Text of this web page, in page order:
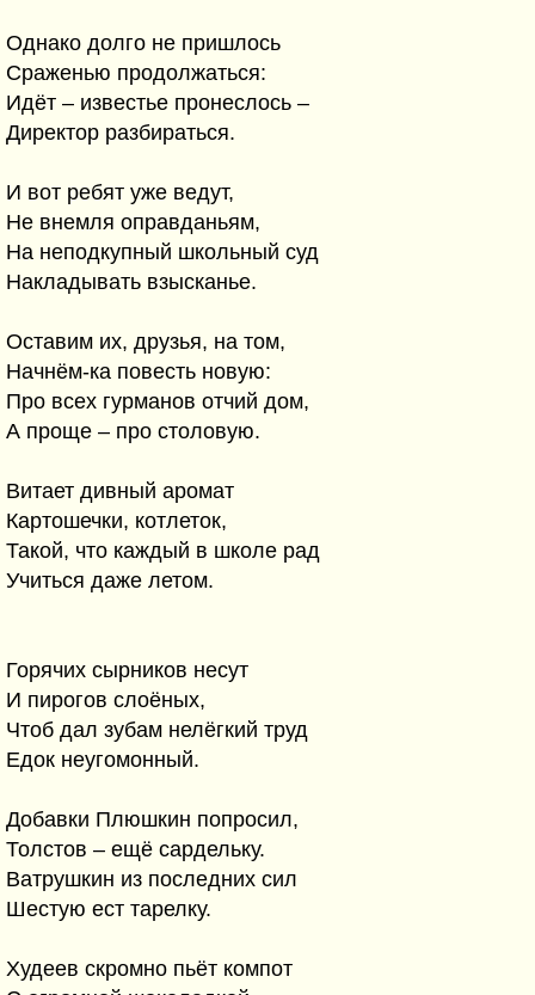
Однако долго не пришлось
Сраженью продолжаться:
Идёт – известье пронеслось –
Директор разбираться.
И вот ребят уже ведут,
Не внемля оправданьям,
На неподкупный школьный суд
Накладывать взысканье.
Оставим их, друзья, на том,
Начнём-ка повесть новую:
Про всех гурманов отчий дом,
А проще – про столовую.
Витает дивный аромат
Картошечки, котлеток,
Такой, что каждый в школе рад
Учиться даже летом.
Горячих сырников несут
И пирогов слоёных,
Чтоб дал зубам нелёгкий труд
Едок неугомонный.
Добавки Плюшкин попросил,
Толстов – ещё сардельку.
Ватрушкин из последних сил
Шестую ест тарелку.
Худеев скромно пьёт компот